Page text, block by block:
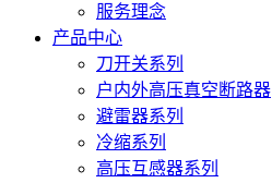
服务理念
产品中心
刀开关系列
户内外高压真空断路器
避雷器系列
冷缩系列
高压互感器系列